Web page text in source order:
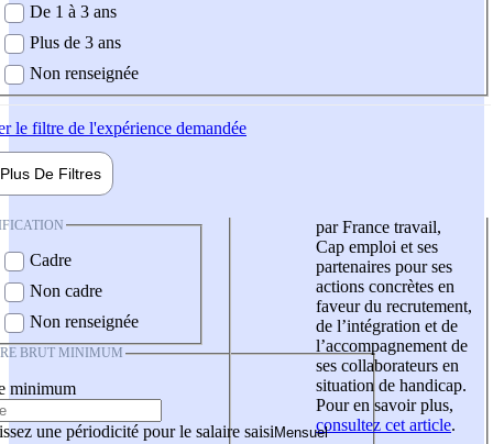
De 1 à 3 ans
Plus de 3 ans
Non renseignée
le filtre de l'expérience demandée
Plus De Filtres
Cadre
Non cadre
Non renseignée
BRUT MINIMUM
minimum
une périodicité pour le salaire saisi
par France travail,
Cap emploi et ses
partenaires pour ses
actions concrètes en
faveur du recrutement,
de l’intégration et de
l’accompagnement de
ses collaborateurs en
situation de handicap.
Pour en savoir plus,
consultez cet article.